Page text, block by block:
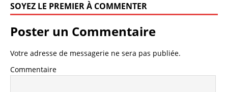
SOYEZ LE PREMIER À COMMENTER
Poster un Commentaire
Votre adresse de messagerie ne sera pas publiée.
Commentaire